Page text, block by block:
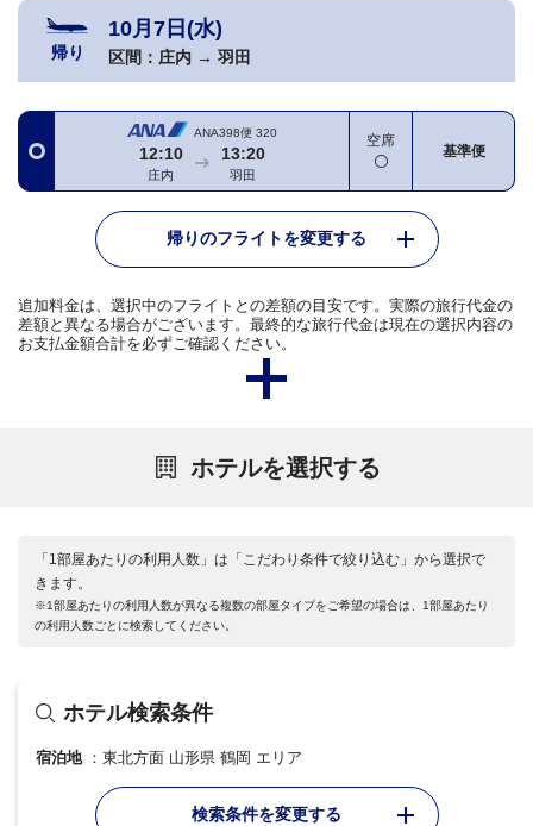
帰り
10月7日(水)
区間： 庄内 → 羽田
ANA398便 320
12:10
庄内
13:20
羽田
空席
基準便
帰りのフライトを変更する
追加料金は、選択中のフライトとの差額の目安です。実際の旅行代金の
差額と異なる場合がございます。最終的な旅行代金は現在の選択内容の
お支払金額合計を必ずご確認ください。
ホテルを選択する
「1部屋あたりの利用人数」は「こだわり条件で絞り込む」から選択で
きます。
※1部屋あたりの利用人数が異なる複数の部屋タイプをご希望の場合は、1部屋あたり
の利用人数ごとに検索してください。
ホテル検索条件
宿泊地 東北方面 山形県 鶴岡 エリア
検索条件を変更する